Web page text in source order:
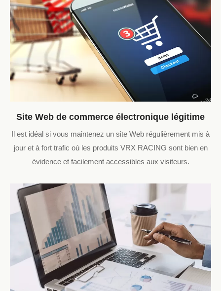
Site Web de commerce électronique légitime
Il est idéal si vous maintenez un site Web régulièrement mis à
jour et à fort trafic où les produits VRX RACING sont bien en
évidence et facilement accessibles aux visiteurs.